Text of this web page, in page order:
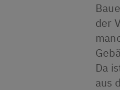
der
Da
aus